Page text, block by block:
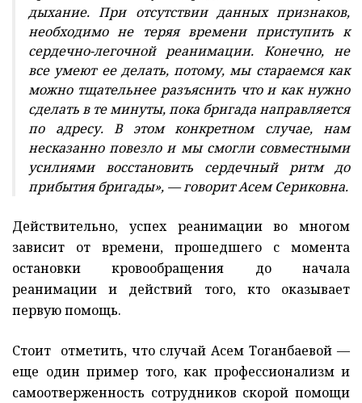
дыхание. При отсутствии данных признаков,
необходимо не теряя времени приступить к
сердечно-легочной реанимации. Конечно, не
все умеют ее делать, потому, мы стараемся как
можно тщательнее разъяснить что и как нужно
сделать в те минуты, пока бригада направляется
по адресу. В этом конкретном случае, нам
несказанно повезло и мы смогли совместными
усилиями восстановить сердечный ритм до
прибытия бригады», — говорит Асем Сериковна.
Действительно, успех реанимации во многом
зависит от времени, прошедшего с момента
остановки кровообращения до начала
реанимации и действий того, кто оказывает
первую помощь.
Стоит отметить, что случай Асем Тоганбаевой —
еще один пример того, как профессионализм и
самоотверженность сотрудников скорой помощи